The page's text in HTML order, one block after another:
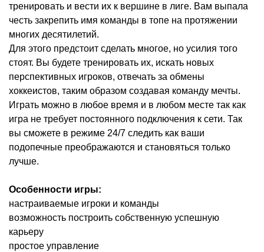
тренировать и вести их к вершине в лиге. Вам выпала
честь закрепить имя команды в топе на протяжении
многих десятилетий.
Для этого предстоит сделать многое, но усилия того
стоят. Вы будете тренировать их, искать новых
перспективных игроков, отвечать за обмены
хоккеистов, таким образом создавая команду мечты.
Играть можно в любое время и в любом месте так как
игра не требует постоянного подключения к сети. Так
вы сможете в режиме 24/7 следить как ваши
подопечные преображаются и становяться только
лучше.
Особенности игры:
настраиваемые игроки и команды
возможность построить собственную успешную
карьеру
простое управление